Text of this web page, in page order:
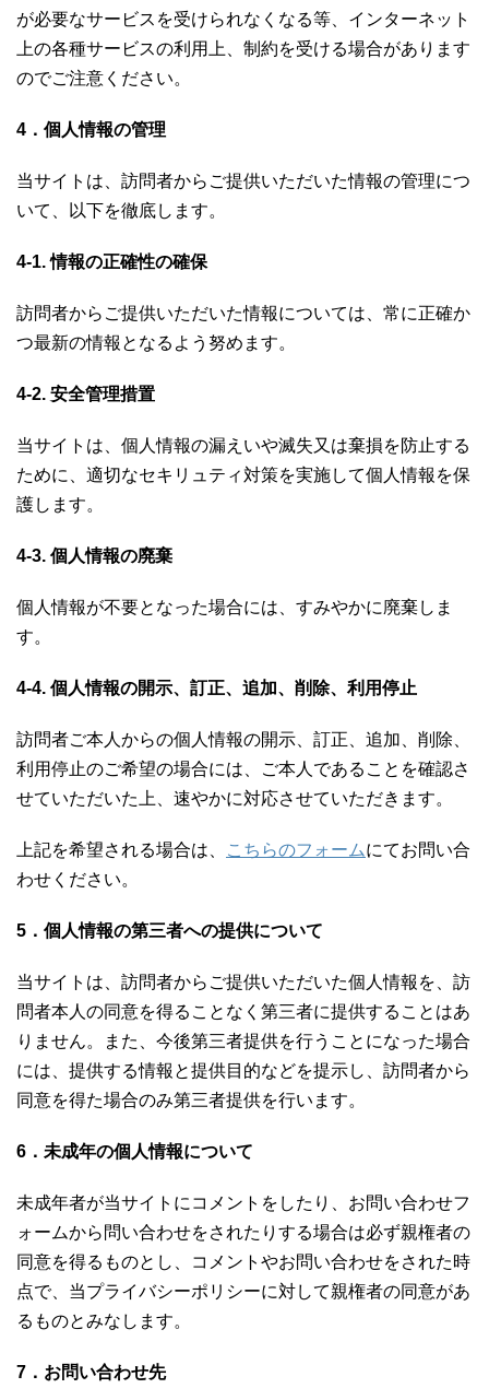
が必要なサービスを受けられなくなる等、インターネット
上の各種サービスの利用上、制約を受ける場合があります
のでご注意ください。
4．個人情報の管理
当サイトは、訪問者からご提供いただいた情報の管理につ
いて、以下を徹底します。
4-1. 情報の正確性の確保
訪問者からご提供いただいた情報については、常に正確か
つ最新の情報となるよう努めます。
4-2. 安全管理措置
当サイトは、個人情報の漏えいや滅失又は棄損を防止する
ために、適切なセキリュティ対策を実施して個人情報を保
護します。
4-3. 個人情報の廃棄
個人情報が不要となった場合には、すみやかに廃棄しま
す。
4-4. 個人情報の開示、訂正、追加、削除、利用停止
訪問者ご本人からの個人情報の開示、訂正、追加、削除、
利用停止のご希望の場合には、ご本人であることを確認さ
せていただいた上、速やかに対応させていただきます。
上記を希望される場合は、 こちらのフォームにてお問い合
わせください。
5．個人情報の第三者への提供について
当サイトは、訪問者からご提供いただいた個人情報を、訪
問者本人の同意を得ることなく第三者に提供することはあ
りません。また、今後第三者提供を行うことになった場合
には、提供する情報と提供目的などを提示し、訪問者から
同意を得た場合のみ第三者提供を行います。
6．未成年の個人情報について
未成年者が当サイトにコメントをしたり、お問い合わせフ
ォームから問い合わせをされたりする場合は必ず親権者の
同意を得るものとし、コメントやお問い合わせをされた時
点で、当プライバシーポリシーに対して親権者の同意があ
るものとみなします。
7．お問い合わせ先